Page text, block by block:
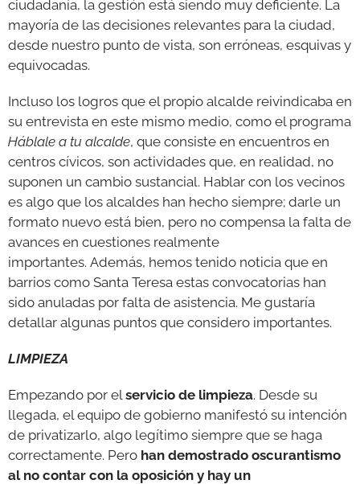
ciudadanía, la gestión está siendo muy deficiente. La
mayoría de las decisiones relevantes para la ciudad,
desde nuestro punto de vista, son erróneas, esquivas y
equivocadas.
Incluso los logros que el propio alcalde reivindicaba en
su entrevista en este mismo medio, como el programa
Háblale a tu alcalde, que consiste en encuentros en
centros cívicos, son actividades que, en realidad, no
suponen un cambio sustancial. Hablar con los vecinos
es algo que los alcaldes han hecho siempre; darle un
formato nuevo está bien, pero no compensa la falta de
avances en cuestiones realmente
importantes. Además, hemos tenido noticia que en
barrios como Santa Teresa estas convocatorias han
sido anuladas por falta de asistencia. Me gustaría
detallar algunas puntos que considero importantes.
LIMPIEZA
Empezando por elservicio de limpieza. Desde su
llegada, el equipo de gobierno manifestó su intención
de privatizarlo, algo legítimo siempre que se haga
correctamente. Pero han demostrado oscurantismo
al no contar con la oposición y hay un